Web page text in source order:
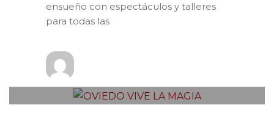
ensueño con espectáculos y talleres
para todas las